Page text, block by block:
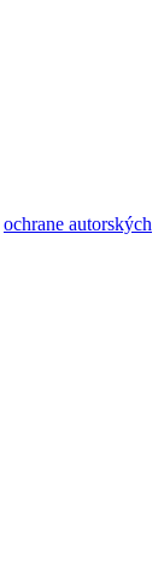
ochrane autorských